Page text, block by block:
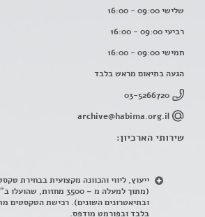
שלישי 09:00 - 16:00
רביעי 09:00 - 16:00
חמישי 09:00 - 16:00
הגעה בתיאום מראש בלבד
03-5266720
archive@habima.org.il
שירותי הארכיון:
ייעוץ, ליווי והכוונה מקצועית בבחירת
(מתוך למעלה מ – 3500 מחזות,
ובתיאטרונים השונים). רכישת הטקסטים
בלבד ובפורמט מודפס.